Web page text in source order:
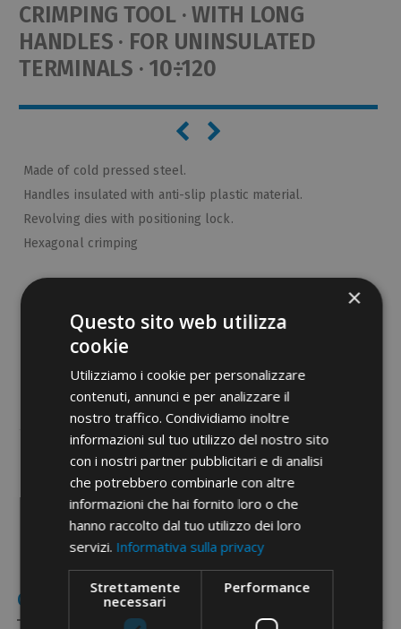
CRIMPING TOOL · WITH LONG
HANDLES · FOR UNINSULATED
TERMINALS · 10÷120
Made of cold pressed steel.
Handles insulated with anti-slip plastic material.
Revolving dies with positioning lock.
Hexagonal crimping
Product Category
EC000168
PDF documents
Coded Items
×
Questo sito web utilizza
cookie
Utilizziamo i cookie per personalizzare
contenuti, annunci e per analizzare il
nostro traffico. Condividiamo inoltre
informazioni sul tuo utilizzo del nostro sito
con i nostri partner pubblicitari e di analisi
che potrebbero combinarle con altre
informazioni che hai fornito loro o che
hanno raccolto dal tuo utilizzo dei loro
servizi. Informativa sulla privacy
Strettamente
necessari
Performance